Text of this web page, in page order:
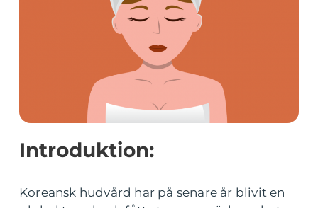
Introduktion:
Koreansk hudvård har på senare år blivit en